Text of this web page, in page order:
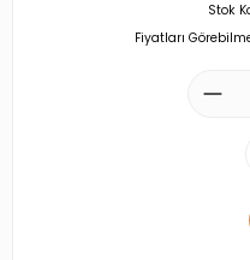
Stok
Fiyatları